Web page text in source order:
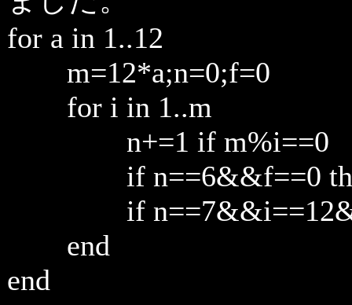
for a in 1..12
m=12*a;n=0;f=0
for i in 1..m
n+=1 if m%i==0
if n==6&&f==0 then
if
end
end